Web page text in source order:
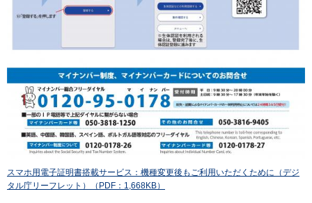
スマホ用電子証明書搭載サービス：機種変更後もご利用いただくために（デジ
タル庁リーフレット）（PDF：1,668KB）